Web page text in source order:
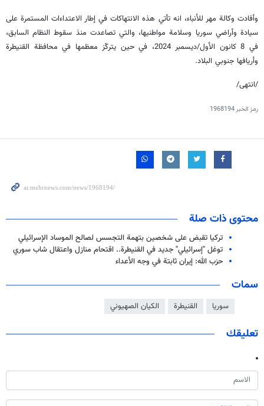
وأفادت وكالة مهر للأنباء، انه تأتي هذه الانتهاكات في إطار الاعتداءات المستمرة على
سيادة وأراضي سوريا وسلامة مواطنيها، والتي تصاعدت منذ سقوط النظام السابق،
في 8 كانون الأول/ديسمبر 2024، في حين يتركّز معظمها في محافظة القنيطرة
وأريافها جنوبي البلاد.
/انتهى/
رمز الخبر1968194
محتوى ذات صلة
تركيا تقبض على شخصين بتهمة التجسس لصالح الموساد الإسرائيلي
توغل "إسرائيلي" جديد في القنيطرة.. اقتحام منازل واعتقال شاب سوري
حزب الله: إيران ثابتة في وجه الأعداء
سمات
سوريا القنيطرة الكيان الصهيوني
تعليقك